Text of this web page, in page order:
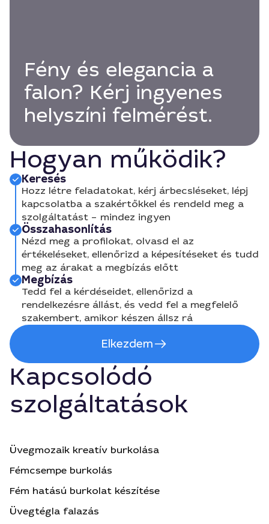
Fény és elegancia a
falon? Kérj ingyenes
helyszíni felmérést.
Hogyan működik?
Keresés
Hozz létre feladatokat, kérj árbecsléseket, lépj
kapcsolatba a szakértőkkel és rendeld meg a
szolgáltatást – mindez ingyen
Összahasonlítás
Nézd meg a profilokat, olvasd el az
értékeléseket, ellenőrizd a képesítéseket és tudd
meg az árakat a megbízás előtt
Megbízás
Tedd fel a kérdéseidet, ellenőrizd a
rendelkezésre állást, és vedd fel a megfelelő
szakembert, amikor készen állsz rá
Elkezdem
Kapcsolódó
szolgáltatások
Üvegmozaik kreatív burkolása
Fémcsempe burkolás
Fém hatású burkolat készítése
Üvegtégla falazás